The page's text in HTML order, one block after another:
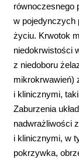
równoczesnego
w pojedynczych
życiu. Krwotok
niedokrwistości
z niedoboru
mikrokrwawień)
i klinicznymi,
Zaburzenia
nadwrażliwości
i klinicznymi, w
pokrzywka,